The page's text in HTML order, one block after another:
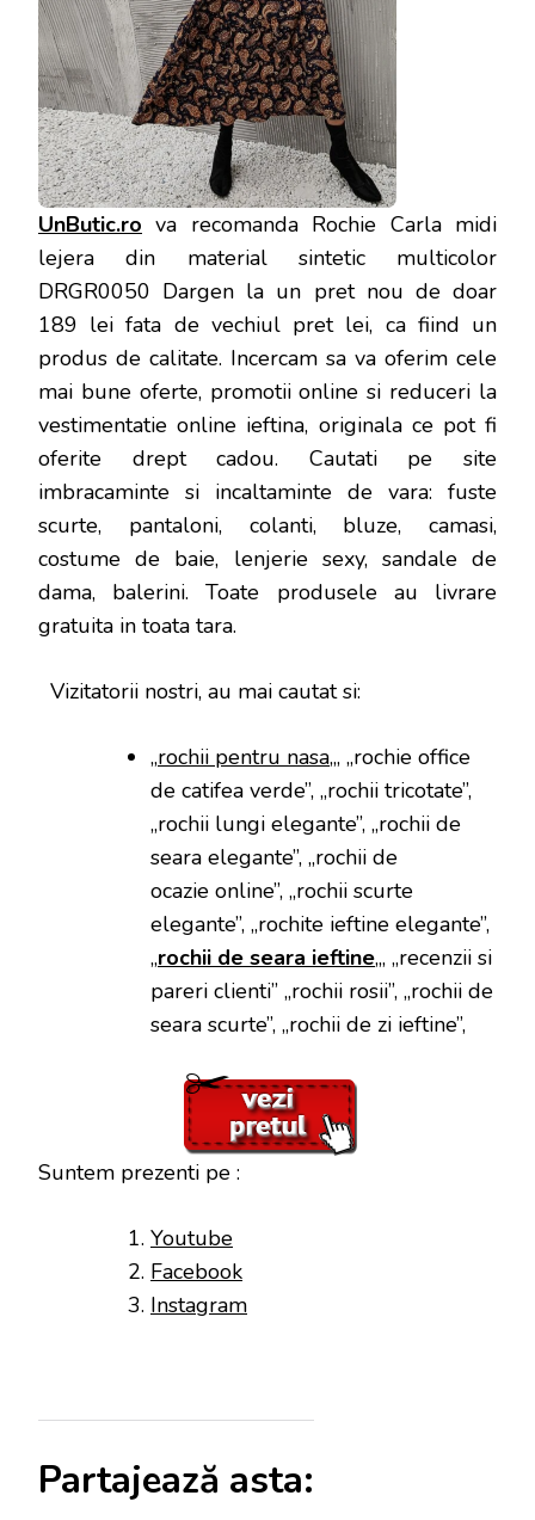
UnButic.ro va recomanda Rochie Carla midi
lejera din material sintetic multicolor
DRGR0050 Dargen la un pret nou de doar
189 lei fata de vechiul pret lei, ca fiind un
produs de calitate. Incercam sa va oferim cele
mai bune oferte, promotii online si reduceri la
vestimentatie online ieftina, originala ce pot fi
oferite drept cadou. Cautati pe site
imbracaminte si incaltaminte de vara: fuste
scurte, pantaloni, colanti, bluze, camasi,
costume de baie, lenjerie sexy, sandale de
dama, balerini. Toate produsele au livrare
gratuita in toata tara.
Vizitatorii nostri, au mai cautat si:
„rochii pentru nasa„, „rochie office
de catifea verde”, „rochii tricotate”,
„rochii lungi elegante”, „rochii de
seara elegante”, „rochii de
ocazie online”, „rochii scurte
elegante”, „rochite ieftine elegante”,
„rochii de seara ieftine„, „recenzii si
pareri clienti” „rochii rosii”, „rochii de
seara scurte”, „rochii de zi ieftine”,
Suntem prezenti pe :
Youtube
Facebook
Instagram
Partajează asta: